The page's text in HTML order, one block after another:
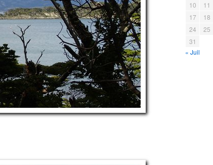
10
11
17
18
24
25
31
« Juil